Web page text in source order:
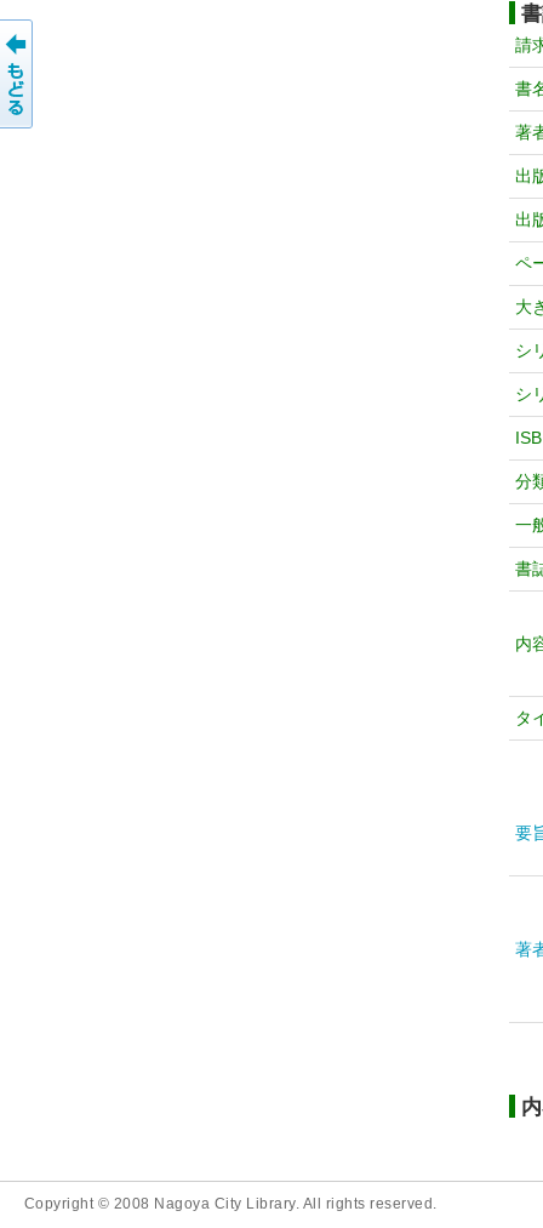
請
書
著
出
出
ペ
大
シ
シ
分
一
書
内
タ
要
著
Copyright © 2008 Nagoya City Library. All rights reserved.